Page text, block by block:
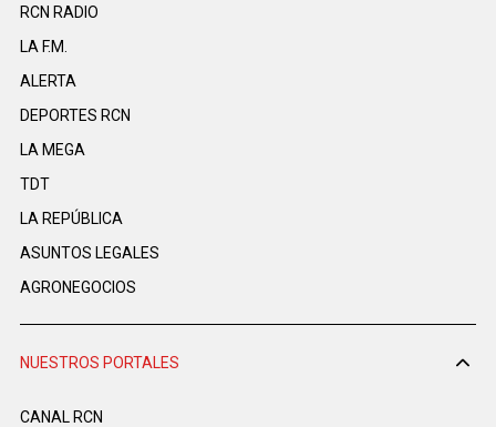
RCN RADIO
LA F.M.
ALERTA
DEPORTES RCN
LA MEGA
TDT
LA REPÚBLICA
ASUNTOS LEGALES
AGRONEGOCIOS
NUESTROS PORTALES
CANAL RCN